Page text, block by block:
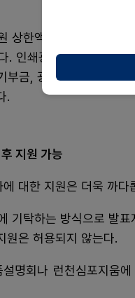
상한액은 비교적 저렴한
. 인쇄광고 등 오프라
금, 광고·부스 중복지
.
지원 가능
대한 지원은 더욱 까다
기탁하는 방식으로 발표
원은 허용되지 않는다.
명회나 런천심포지움에